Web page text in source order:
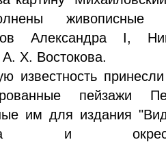
живописные
Александра I,
X. Востокова.
известность принесли
пейзажи
им для издания
и